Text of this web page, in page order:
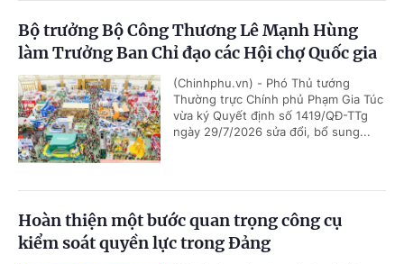
Bộ trưởng Bộ Công Thương Lê Mạnh Hùng
làm Trưởng Ban Chỉ đạo các Hội chợ Quốc gia
(Chinhphu.vn) - Phó Thủ tướng
Thường trực Chính phủ Phạm Gia Túc
vừa ký Quyết định số 1419/QĐ-TTg
ngày 29/7/2026 sửa đổi, bổ sung...
Hoàn thiện một bước quan trọng công cụ
kiểm soát quyền lực trong Đảng